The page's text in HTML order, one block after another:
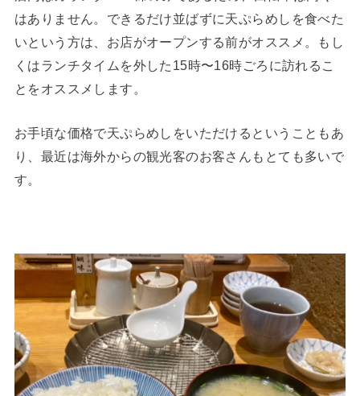
はありません。できるだけ並ばずに天ぷらめしを食べた
いという方は、お店がオープンする前がオススメ。もし
くはランチタイムを外した15時〜16時ごろに訪れるこ
とをオススメします。
お手頃な価格で天ぷらめしをいただけるということもあ
り、最近は海外からの観光客のお客さんもとても多いで
す。